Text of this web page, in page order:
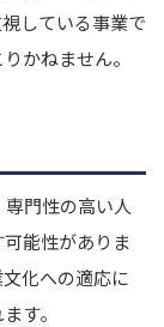
している事業で
かねません。
門性の高い人
能性がありま
化への適応に
す。